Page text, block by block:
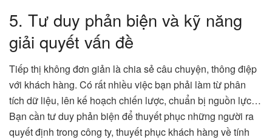
5. Tư duy phản biện và kỹ năng
giải quyết vấn đề
Tiếp thị không đơn giản là chia sẻ câu chuyện, thông điệp
với khách hàng. Có rất nhiều việc bạn phải làm từ phân
tích dữ liệu, lên kế hoạch chiến lược, chuẩn bị nguồn lực…
Bạn cần tư duy phản biện để thuyết phục những người ra
quyết định trong công ty, thuyết phục khách hàng về tính